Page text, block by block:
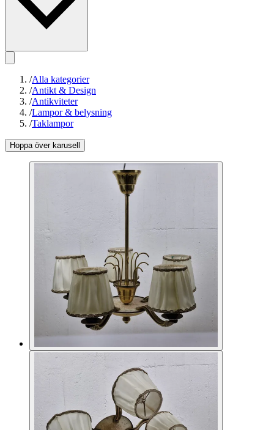
/Alla kategorier
/Antikt & Design
/Antikviteter
/Lampor & belysning
/Taklampor
Hoppa över karusell